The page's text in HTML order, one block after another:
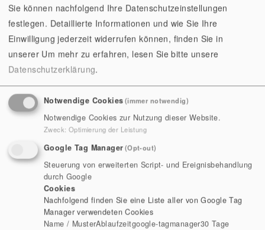
Hier erhalten Sie Eindrücke der
vergangenen Sonderausstellungen, die seit 2020 im
jährlichen Turnus in Kooperation mit unserem Partner
ThüringenForst im Amtshaus stattfinden.
2025 | MYSTISCHE MOMENTE
2024 | VERFALL UND SEHNSUCHT
Sie können nachfolgend Ihre Datenschutzeinstellungen
festlegen. Detaillierte Informationen und wie Sie Ihre
Einwilligung jederzeit widerrufen können, finden Sie in
unserer Um mehr zu erfahren, lesen Sie bitte unsere
Datenschutzerklärung.
Notwendige Cookies(immer notwendig)
Notwendige Cookies zur Nutzung dieser Website.
Zweck: Optimierung der Leistung
Google Tag Manager(Opt-out)
Steuerung von erweiterten Script- und Ereignisbehandlung
durch Google
Cookies
Nachfolgend finden Sie eine Liste aller von Google Tag
Manager verwendeten Cookies
Name / MusterAblaufzeitgoogle-tagmanager30 Tage